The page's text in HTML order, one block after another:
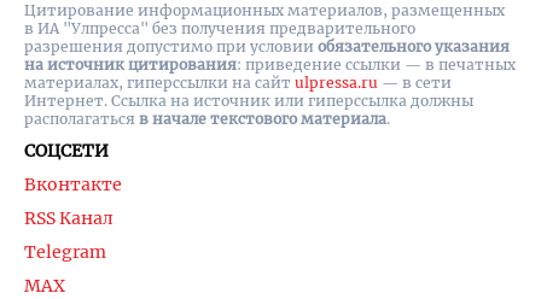
СОЦСЕТИ
Вконтакте
RSS Канал
Telegram
MAX
Цитирование информационных материалов, размещенных
в ИА "Улпресса" без получения предварительного
разрешения допустимо при условии обязательного указания
на источник цитирования: приведение ссылки — в печатных
материалах, гиперссылки на cайт ulpressa.ru — в сети
Интернет. Ссылка на источник или гиперссылка должны
располагаться в начале текстового материала.